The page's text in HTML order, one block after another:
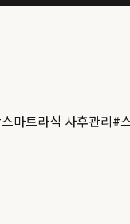
스마트라식 사후관리#